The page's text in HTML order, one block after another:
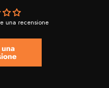
una recensione